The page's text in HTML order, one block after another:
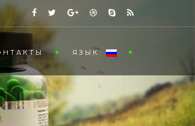
ЯЗЫК: